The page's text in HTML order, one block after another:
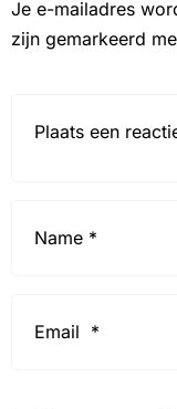
Je e-mailadres
zijn gemarkeerd